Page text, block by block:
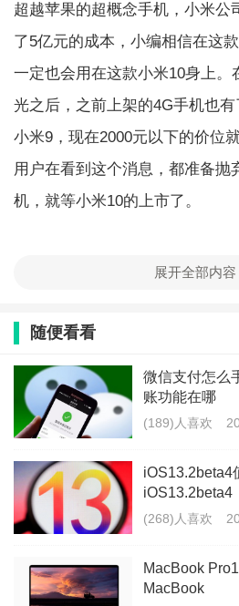
超越苹果的超概念手机，小米公
了5亿元的成本，小编相信在这
一定也会用在这款小米10身上。
光之后，之前上架的4G手机也
小米9，现在2000元以下的价位
用户在看到这个消息，都准备抛
机，就等小米10的上市了。
小米10在充电续航方面也有很精
上的65W速度都已经很强悍了，
25分钟就能充满。而小米10支持
短短的17分钟以内，我们之前是
度简直就是快到停不下来！除此
会是手机拍照史上的重大突破，
展开全部内容
随便看看
微信支付怎么
账功能在哪
(189)人喜欢
iOS13.2beta4
iOS13.2beta4
(268)人喜欢
MacBook
MacBook